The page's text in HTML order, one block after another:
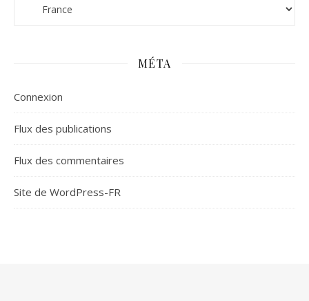
MÉTA
Connexion
Flux des publications
Flux des commentaires
Site de WordPress-FR